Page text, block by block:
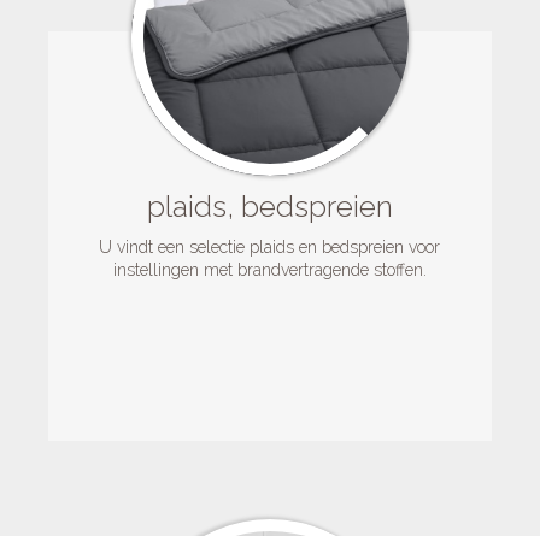
plaids, bedspreien
U vindt een selectie plaids en bedspreien voor
instellingen met brandvertragende stoffen.